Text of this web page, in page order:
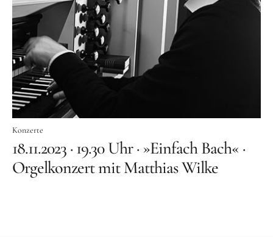
Konzerte
18.11.2023 · 19.30 Uhr · »Einfach Bach« ·
Orgelkonzert mit Matthias Wilke